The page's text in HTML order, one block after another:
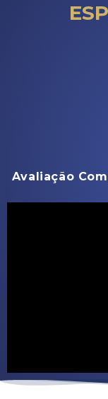
Avaliação